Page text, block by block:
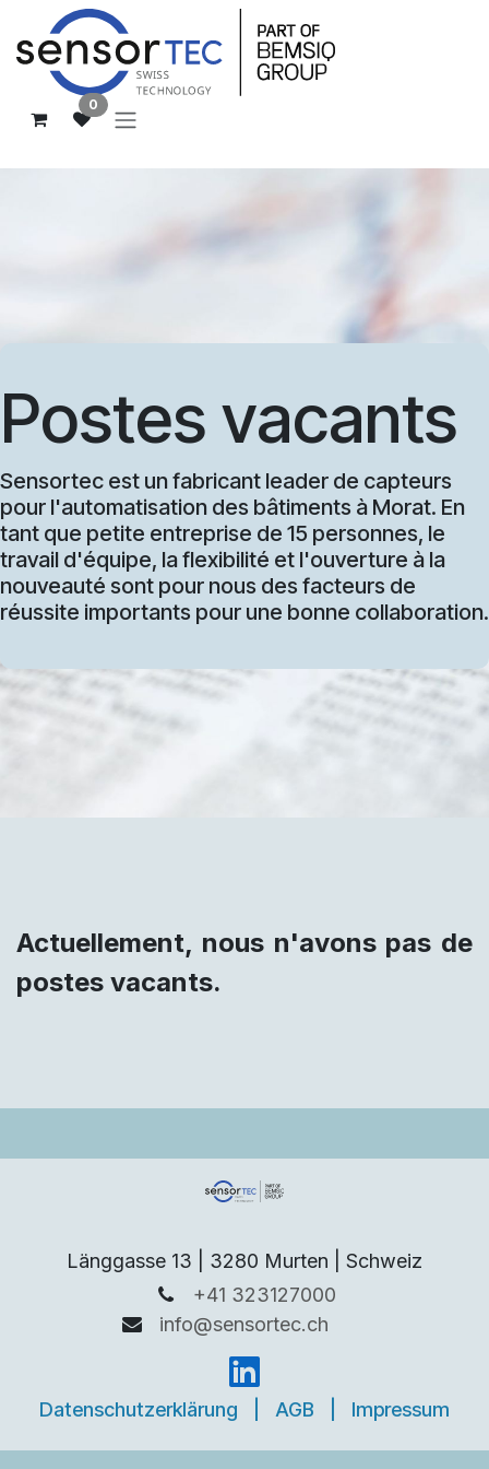
Se rendre au contenu
0
Postes vacants
Sensortec est un fabricant leader de capteurs
pour l'automatisation des bâtiments à Morat. En
tant que petite entreprise de 15 personnes, le
travail d'équipe, la flexibilité et l'ouverture à la
nouveauté sont pour nous des facteurs de
réussite importants pour une bonne collaboration.
Actuellement, nous n'avons pas de
postes vacants.
Länggasse 13 | 3280 Murten | Schweiz
+41 323127000
info@sensortec.ch
Datenschutzerklärung AGB Impressum